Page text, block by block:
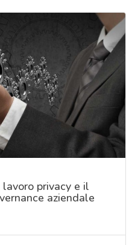
privacy e il
aziendale